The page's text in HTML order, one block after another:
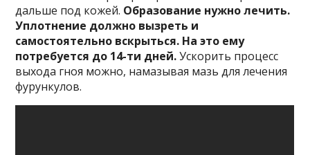
дальше под кожей. Образование нужно лечить.
Уплотнение должно вызреть и
самостоятельно вскрыться. На это ему
потребуется до 14-ти дней.Ускорить процесс
выхода гноя можно, намазывая мазь для лечения
фурункулов.